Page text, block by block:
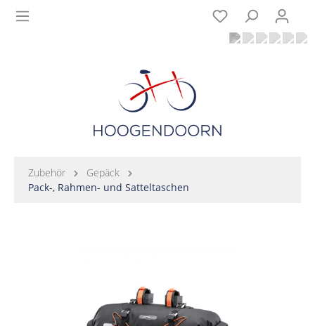
Zubehör
Gepäck
Pack-, Rahmen- und Satteltaschen